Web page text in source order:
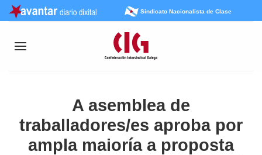
Sindicato Nacionalista de Clase
A asemblea de
traballadores/es aproba por
ampla maioría a proposta